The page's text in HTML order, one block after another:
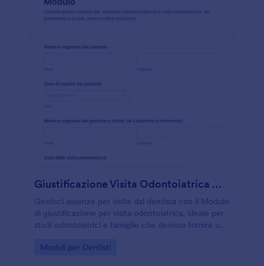
Giustificazione Visita Odontoiatrica Modulo
Gestisci assenze per visite dal dentista con il Modulo
di giustificazione per visita odontoiatrica, ideale per
studi odontoiatrici e famiglie che devono fornire una
Jotform.
Go to Category:
Moduli per Dentisti